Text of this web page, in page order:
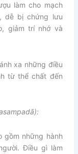
làm cho mạch
dễ bị chứng lưu
giảm trí nhớ và
xa những điều
từ thể chất đến
gồm những hành
Điều gì làm